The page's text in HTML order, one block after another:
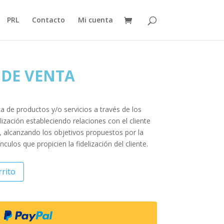
PRL Contacto Mi cuenta
VENTA
de productos y/o servicios a través de los
estableciendo relaciones con el cliente
los objetivos propuestos por la
que propicien la fidelización del cliente.